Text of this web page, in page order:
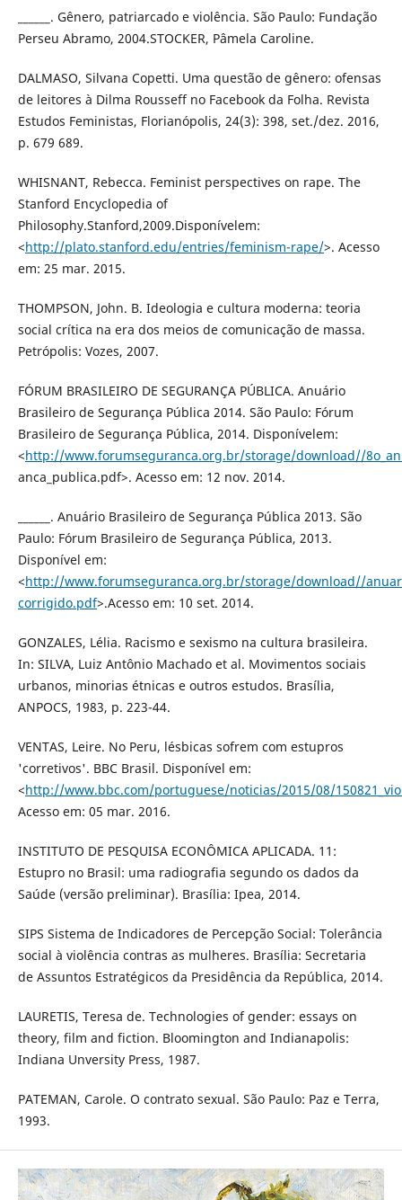
______. Gênero, patriarcado e violência. São Paulo: Fundação
Perseu Abramo, 2004.STOCKER, Pâmela Caroline.
DALMASO, Silvana Copetti. Uma questão de gênero: ofensas
de leitores à Dilma Rousseff no Facebook da Folha. Revista
Estudos Feministas, Florianópolis, 24(3): 398, set./dez. 2016,
p. 679 689.
WHISNANT, Rebecca. Feminist perspectives on rape. The
Stanford Encyclopedia of
Philosophy.Stanford,2009.Disponívelem:
<http://plato.stanford.edu/entries/feminism-rape/>. Acesso
em: 25 mar. 2015.
THOMPSON, John. B. Ideologia e cultura moderna: teoria
social crítica na era dos meios de comunicação de massa.
Petrópolis: Vozes, 2007.
FÓRUM BRASILEIRO DE SEGURANÇA PÚBLICA. Anuário
Brasileiro de Segurança Pública 2014. São Paulo: Fórum
Brasileiro de Segurança Pública, 2014. Disponívelem:
<http://www.forumseguranca.org.br/storage/download//
anca_publica.pdf>. Acesso em: 12 nov. 2014.
______. Anuário Brasileiro de Segurança Pública 2013. São
Paulo: Fórum Brasileiro de Segurança Pública, 2013.
Disponível em:
<http://www.forumseguranca.org.br/storage/download//
corrigido.pdf>.Acesso em: 10 set. 2014.
GONZALES, Lélia. Racismo e sexismo na cultura brasileira.
In: SILVA, Luiz Antônio Machado et al. Movimentos sociais
urbanos, minorias étnicas e outros estudos. Brasília,
ANPOCS, 1983, p. 223-44.
VENTAS, Leire. No Peru, lésbicas sofrem com estupros
'corretivos'. BBC Brasil. Disponível em:
<http://www.bbc.com/portuguese/noticias/2015/08/
Acesso em: 05 mar. 2016.
INSTITUTO DE PESQUISA ECONÔMICA APLICADA. 11:
Estupro no Brasil: uma radiografia segundo os dados da
Saúde (versão preliminar). Brasília: Ipea, 2014.
SIPS Sistema de Indicadores de Percepção Social: Tolerância
social à violência contras as mulheres. Brasília: Secretaria
de Assuntos Estratégicos da Presidência da República, 2014.
LAURETIS, Teresa de. Technologies of gender: essays on
theory, film and fiction. Bloomington and Indianapolis:
Indiana Unversity Press, 1987.
PATEMAN, Carole. O contrato sexual. São Paulo: Paz e Terra,
1993.